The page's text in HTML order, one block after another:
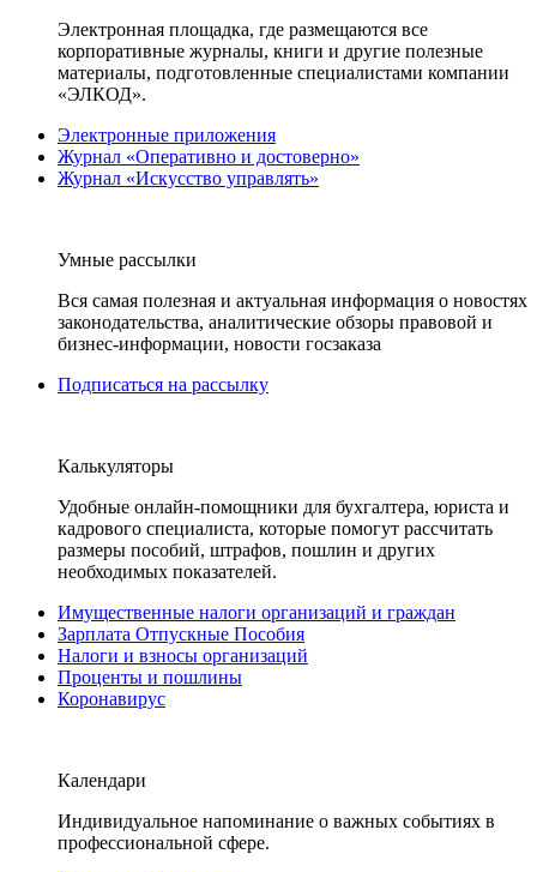
Электронная площадка, где размещаются все
корпоративные журналы, книги и другие полезные
материалы, подготовленные специалистами компании
«ЭЛКОД».
Электронные приложения
Журнал «Оперативно и достоверно»
Журнал «Искусство управлять»
Умные рассылки
Вся самая полезная и актуальная информация о новостях
законодательства, аналитические обзоры правовой и
бизнес-информации, новости госзаказа
Подписаться на рассылку
Калькуляторы
Удобные онлайн-помощники для бухгалтера, юриста и
кадрового специалиста, которые помогут рассчитать
размеры пособий, штрафов, пошлин и других
необходимых показателей.
Имущественные налоги организаций и граждан
Зарплата Отпускные Пособия
Налоги и взносы организаций
Проценты и пошлины
Коронавирус
Календари
Индивидуальное напоминание о важных событиях в
профессиональной сфере.